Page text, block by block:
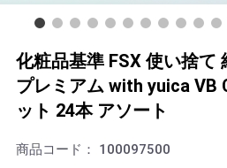
化粧品基準 FSX 使い捨て
プレミアム with yuica VB
ット 24本 アソート
商品コード： 100097500